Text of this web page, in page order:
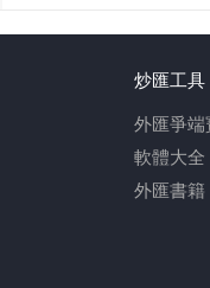
炒匯工具
外匯爭端
軟體大全
外匯書籍